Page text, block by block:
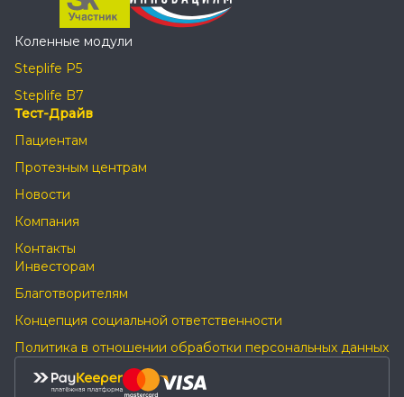
Коленные модули
Steplife P5
Steplife B7
Тест-Драйв
Пациентам
Протезным центрам
Новости
Компания
Контакты
Инвесторам
Благотворителям
Концепция социальной ответственности
Политика в отношении обработки персональных данных